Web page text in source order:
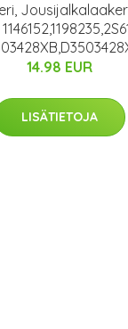
14.98 EUR
LISÄTIETOJA